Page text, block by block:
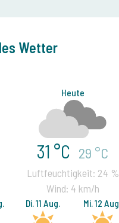
Wetter
Heute
31 °C 29 °C
Luftfeuchtigkeit: 24 %
Wind: 4 km/h
Di. 11 Aug. Mi. 12 Aug.